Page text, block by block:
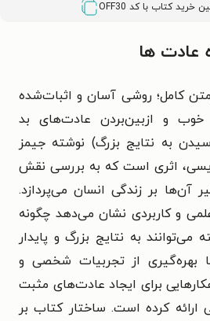
OFF30
عادت ها
کامل؛ روشی آسان و اثبات‌شده
خوب و ازبین‌بردن عادت‌های بد
به نتایج بزرگ) نوشته جیمز
اثری است که به بررسی نقش
آن‌ها بر زندگی انسان می‌پردازد.
و کاربردی نشان می‌دهد چگونه
می‌توانند به نتایج بزرگ و پایدار
بهره‌گیری از تجربیات شخصی و
برای ایجاد عادت‌های مثبت
کرده است. ساختار کتاب بر